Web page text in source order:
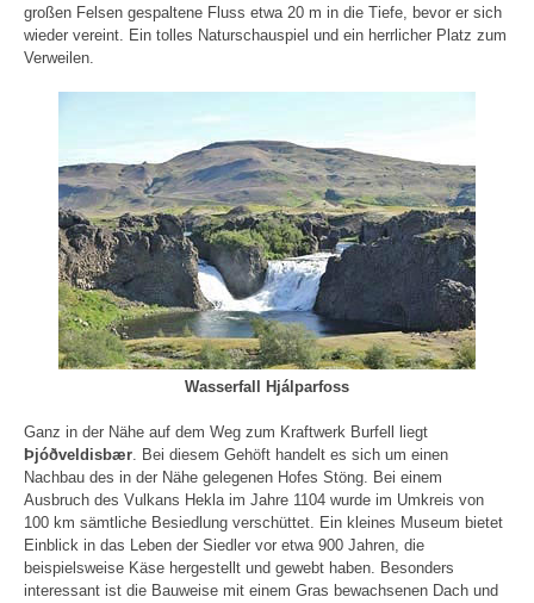
großen Felsen gespaltene Fluss etwa 20 m in die Tiefe, bevor er sich
wieder vereint. Ein tolles Naturschauspiel und ein herrlicher Platz zum
Verweilen.
Wasserfall Hjálparfoss
Ganz in der Nähe auf dem Weg zum Kraftwerk Burfell liegt
Þjóðveldisbær. Bei diesem Gehöft handelt es sich um einen
Nachbau des in der Nähe gelegenen Hofes Stöng. Bei einem
Ausbruch des Vulkans Hekla im Jahre 1104 wurde im Umkreis von
100 km sämtliche Besiedlung verschüttet. Ein kleines Museum bietet
Einblick in das Leben der Siedler vor etwa 900 Jahren, die
beispielsweise Käse hergestellt und gewebt haben. Besonders
interessant ist die Bauweise mit einem Gras bewachsenen Dach und